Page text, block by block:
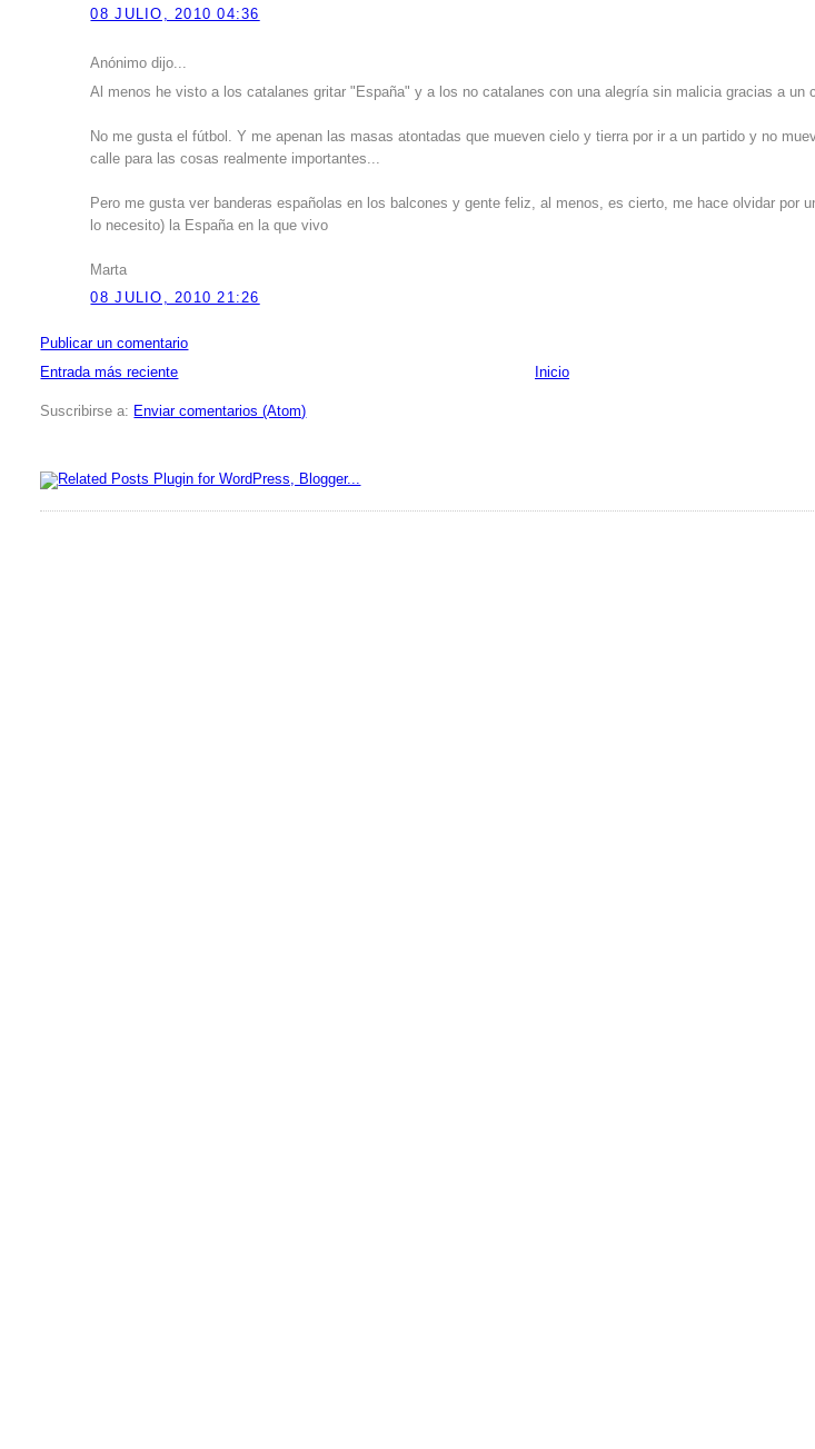
08 JULIO, 2010 04:36
Anónimo dijo...
Al menos he visto a los catalanes gritar "España" y a los no catalanes con una alegría sin malicia gracias a un
No me gusta el fútbol. Y me apenan las masas atontadas que mueven cielo y tierra por ir a un partido y no
calle para las cosas realmente importantes...
Pero me gusta ver banderas españolas en los balcones y gente feliz, al menos, es cierto, me hace olvidar por
lo necesito) la España en la que vivo
Marta
08 JULIO, 2010 21:26
Publicar un comentario
Entrada más reciente
Inicio
Suscribirse a: Enviar comentarios (Atom)